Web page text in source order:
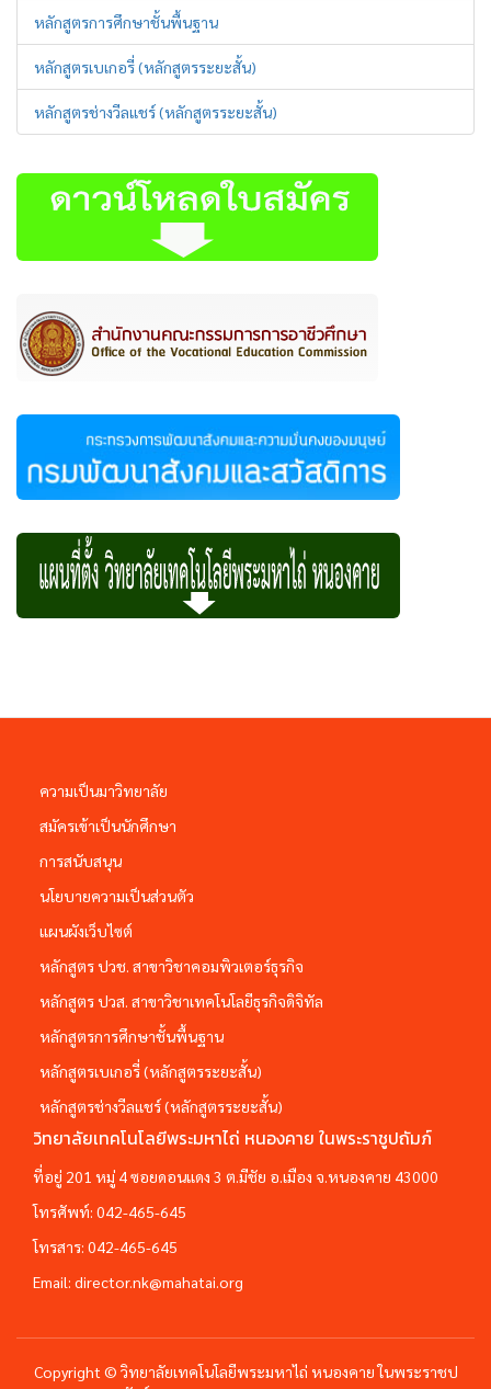
หลักสูตรการศึกษาชั้นพื้นฐาน
หลักสูตรเบเกอรี่ (หลักสูตรระยะสั้น)
หลักสูตรช่างวีลแชร์ (หลักสูตรระยะสั้น)
ความเป็นมาวิทยาลัย
สมัครเข้าเป็นนักศึกษา
การสนับสนุน
นโยบายความเป็นส่วนตัว
แผนผังเว็บไซต์
หลักสูตร ปวช. สาขาวิชาคอมพิวเตอร์ธุรกิจ
หลักสูตร ปวส. สาขาวิชาเทคโนโลยีธุรกิจดิจิทัล
หลักสูตรการศึกษาชั้นพื้นฐาน
หลักสูตรเบเกอรี่ (หลักสูตรระยะสั้น)
หลักสูตรช่างวีลแชร์ (หลักสูตรระยะสั้น)
วิทยาลัยเทคโนโลยีพระมหาไถ่ หนองคาย ในพระราชูปถัมภ์
ที่อยู่ 201 หมู่ 4 ซอยดอนแดง 3 ต.มีชัย อ.เมือง จ.หนองคาย 43000
โทรศัพท์: 042-465-645
โทรสาร: 042-465-645
Email: director.nk@mahatai.org
Copyright © วิทยาลัยเทคโนโลยีพระมหาไถ่ หนองคาย ในพระราชป